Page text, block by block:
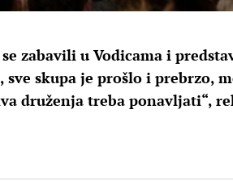
zabavili u Vodicama i
sve skupa je prošlo i prebrzo,
druženja treba ponavljati“,